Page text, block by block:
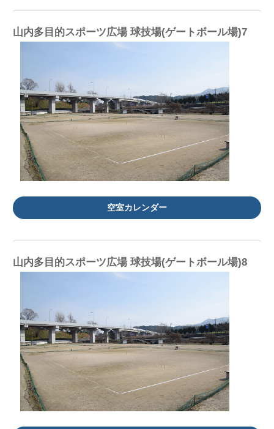
山内多目的スポーツ広場 球技場(ゲートボール場)7
空室カレンダー
山内多目的スポーツ広場 球技場(ゲートボール場)8